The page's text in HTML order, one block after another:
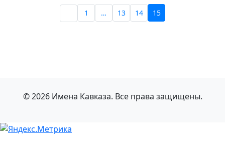
1 … 13 14 15
© 2026 Имена Кавказа. Все права защищены.